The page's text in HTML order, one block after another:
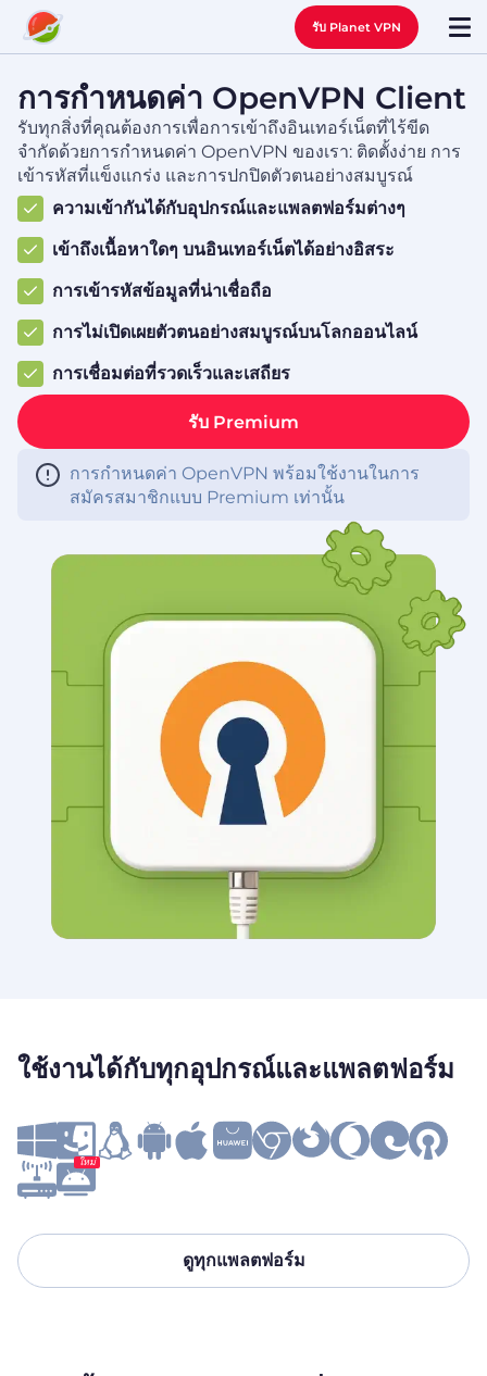
รับ Planet VPN
การกำหนดค่า OpenVPN Client
รับทุกสิ่งที่คุณต้องการเพื่อการเข้าถึงอินเทอร์เน็ตที่ไร้ขีด
จำกัดด้วยการกำหนดค่า OpenVPN ของเรา: ติดตั้งง่าย การ
เข้ารหัสที่แข็งแกร่ง และการปกปิดตัวตนอย่างสมบูรณ์
ความเข้ากันได้กับอุปกรณ์และแพลตฟอร์มต่างๆ
เข้าถึงเนื้อหาใดๆ บนอินเทอร์เน็ตได้อย่างอิสระ
การเข้ารหัสข้อมูลที่น่าเชื่อถือ
การไม่เปิดเผยตัวตนอย่างสมบูรณ์บนโลกออนไลน์
การเชื่อมต่อที่รวดเร็วและเสถียร
รับ Premium
การกำหนดค่า OpenVPN พร้อมใช้งานในการ
สมัครสมาชิกแบบ Premium เท่านั้น
ใช้งานได้กับทุกอุปกรณ์และแพลตฟอร์ม
ใหม่
ดูทุกแพลตฟอร์ม